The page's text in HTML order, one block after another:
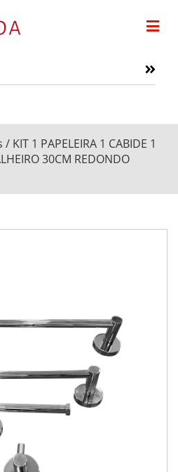
/ KIT 1 PAPELEIRA 1 CABIDE 1
30CM REDONDO